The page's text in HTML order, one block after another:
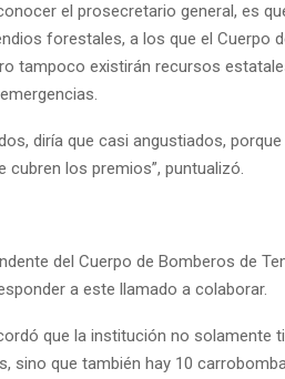
el prosecretario general, es
forestales, a los que el Cuerpo
tampoco existirán recursos
diría que casi angustiados,
cubren los premios”, puntualizó.
del Cuerpo de Bomberos de
a este llamado a colaborar.
que la institución no solamente
sino que también hay 10